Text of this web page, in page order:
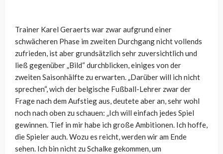
Trainer Karel Geraerts war zwar aufgrund einer
schwächeren Phase im zweiten Durchgang nicht vollends
zufrieden, ist aber grundsätzlich sehr zuversichtlich und
ließ gegenüber „Bild“ durchblicken, einiges von der
zweiten Saisonhälfte zu erwarten. „Darüber will ich nicht
sprechen“, wich der belgische Fußball-Lehrer zwar der
Frage nach dem Aufstieg aus, deutete aber an, sehr wohl
noch nach oben zu schauen: „Ich will einfach jedes Spiel
gewinnen. Tief in mir habe ich große Ambitionen. Ich hoffe,
die Spieler auch. Wozu es reicht, werden wir am Ende
sehen. Ich bin nicht zu Schalke gekommen, um